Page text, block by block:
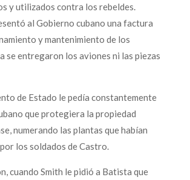
y utilizados contra los rebeldes.
al Gobierno cubano una factura
y mantenimiento de los
se entregaron los aviones ni las piezas
de Estado le pedía constantemente
que protegiera la propiedad
numerando las plantas que habían
los soldados de Castro.
cuando Smith le pidió a Batista que